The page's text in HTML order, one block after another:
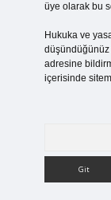
üye olarak bu
Hukuka ve
adresine
içerisinde